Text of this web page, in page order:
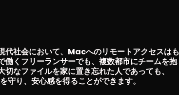
代社会において、Macへのリモートアクセスはも
くフリーランサーでも、複数都市にチームを抱
なファイルを家に置き忘れた人であっても、
り、安心感を得ることができます。